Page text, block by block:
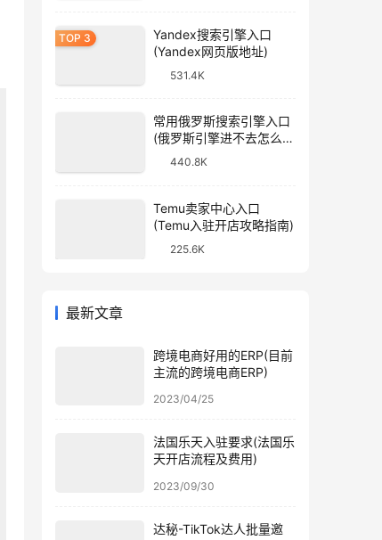
Yandex搜索引擎入口
(Yandex网页版地址)
531.4K
常用俄罗斯搜索引擎入口
(俄罗斯引擎进不去怎么
440.8K
Temu卖家中心入口
(Temu入驻开店攻略指南)
225.6K
最新文章
跨境电商好用的ERP(目前
主流的跨境电商ERP)
2023/04/25
法国乐天入驻要求(法国乐
天开店流程及费用)
2023/09/30
达秘-TikTok达人批量邀